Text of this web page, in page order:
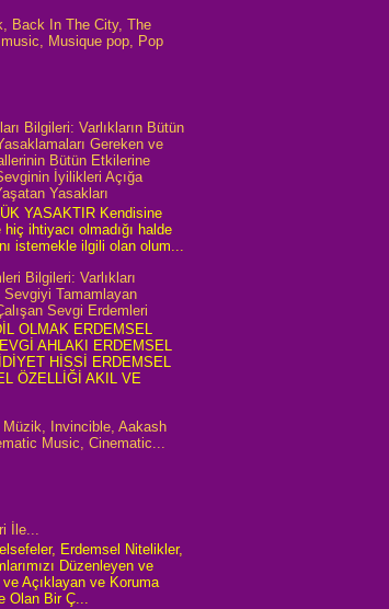
Back In The City, The
Musique pop, Pop
Bilgileri: Varlıkların Bütün
Gereken ve
Bütün Etkilerine
İyilikleri Açığa
Yasakları
YASAKTIR Kendisine
ihtiyacı olmadığı halde
istemekle ilgili olan olum...
Bilgileri: Varlıkları
Tamamlayan
Sevgi Erdemleri
OLMAK ERDEMSEL
AHLAKI ERDEMSEL
HİSSİ ERDEMSEL
ÖZELLİĞİ AKIL VE
Invincible, Aakash
Music, Cinematic...
İle...
Erdemsel Nitelikler,
Düzenleyen ve
ve Açıklayan ve Koruma
Olan Bir Ç...